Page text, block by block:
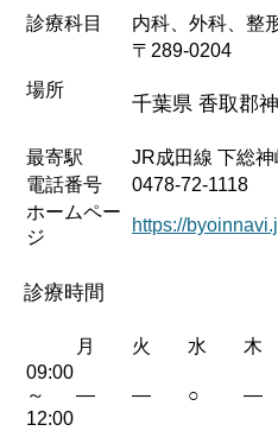
診療科目 内科、外科、整
場所
〒289-0204
千葉県 香取郡
最寄駅
JR成田線 下総
電話番号
0478-72-1118
ホームペー
ジ
https://
診療時間
月 火 水 木
09:00
～
12:00
— — ○ —